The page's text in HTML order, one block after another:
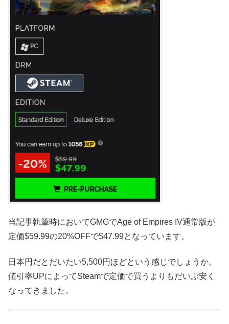
当記事執筆時においてGMGでAge of Empires IV通常版が
定価$59.99の20%OFFで$47.99となっています。
日本円だとだいたい5,500円ほどという感じでしょうか。
値引率UPによってSteamで定価で買うよりもだいぶ安く
なってきました。